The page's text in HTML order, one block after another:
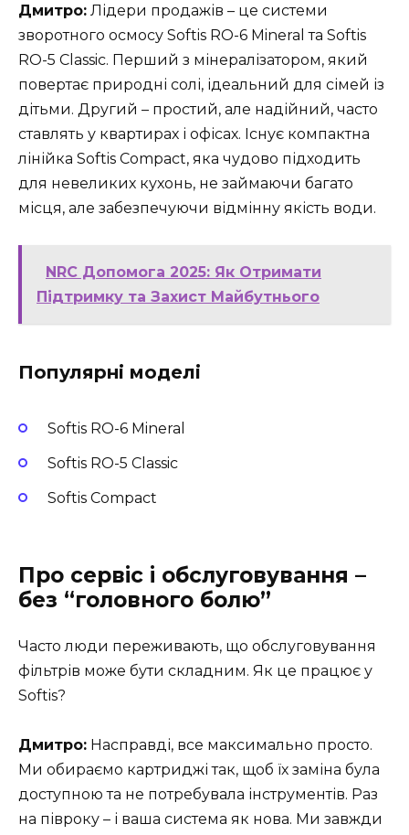
Дмитро: Лідери продажів – це системи
зворотного осмосу Softis RO-6 Mineral та Softis
RO-5 Classic. Перший з мінералізатором, який
повертає природні солі, ідеальний для сімей із
дітьми. Другий – простий, але надійний, часто
ставлять у квартирах і офісах. Існує компактна
лінійка Softis Compact, яка чудово підходить
для невеликих кухонь, не займаючи багато
місця, але забезпечуючи відмінну якість води.
NRC Допомога 2025: Як Отримати
Підтримку та Захист Майбутнього
Популярні моделі
Softis RO-6 Mineral
Softis RO-5 Classic
Softis Compact
Про сервіс і обслуговування –
без “головного болю”
Часто люди переживають, що обслуговування
фільтрів може бути складним. Як це працює у
Softis?
Дмитро: Насправді, все максимально просто.
Ми обираємо картриджі так, щоб їх заміна була
доступною та не потребувала інструментів. Раз
на півроку – і ваша система як нова. Ми завжди